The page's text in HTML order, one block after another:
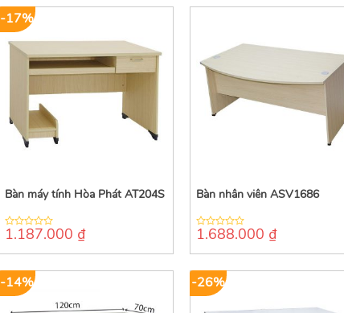
-17%
Bàn máy tính Hòa Phát AT204S
0
of
1.187.000 ₫
Bàn nhân viên ASV1686
0
of
1.688.000 ₫
-14% -26%